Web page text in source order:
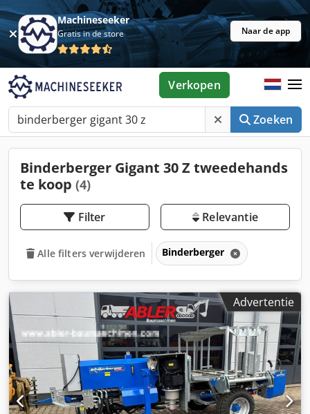
Machineseeker
Gratis in de store Naar de app
Zoeken
Verkopen
Binderberger Gigant 30 Z tweedehands
te koop (4)
Filter Relevantie
Alle filters verwijderen Binderberger
Advertentie